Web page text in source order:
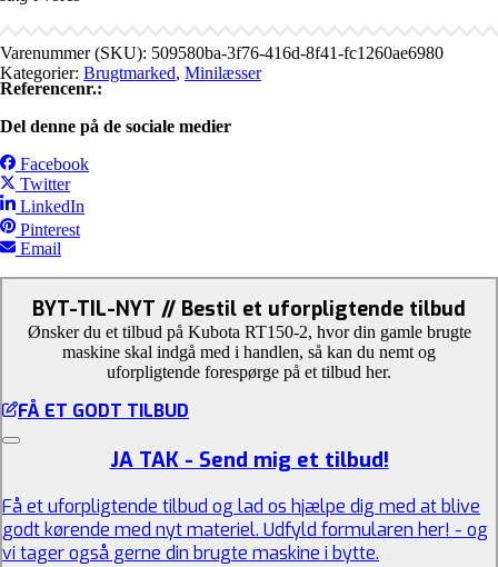
Varenummer (SKU): 509580ba-3f76-416d-8f41-fc1260ae6980
Kategorier: Brugtmarked, Minilæsser
Referencenr.:
Del denne på de sociale medier
Facebook
Twitter
LinkedIn
Pinterest
Email
BYT-TIL-NYT // Bestil et uforpligtende tilbud
Ønsker du et tilbud på Kubota RT150-2, hvor din gamle brugte
maskine skal indgå med i handlen, så kan du nemt og
uforpligtende forespørge på et tilbud her.
FÅ ET GODT TILBUD
JA TAK - Send mig et tilbud!
Få et uforpligtende tilbud og lad os hjælpe dig med at blive
godt kørende med nyt materiel. Udfyld formularen her! - og
vi tager også gerne din brugte maskine i bytte.